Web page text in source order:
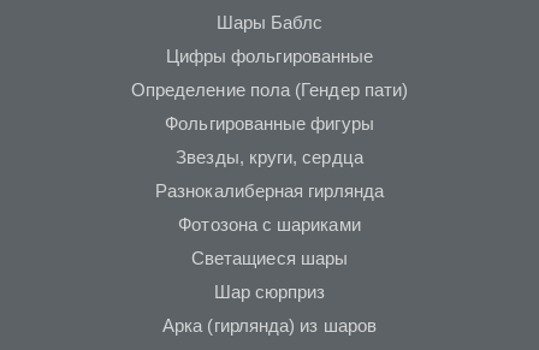
Шары Баблс
Цифры фольгированные
Определение пола (Гендер пати)
Фольгированные фигуры
Звезды, круги, сердца
Разнокалиберная гирлянда
Фотозона с шариками
Светащиеся шары
Шар сюрприз
Арка (гирлянда) из шаров